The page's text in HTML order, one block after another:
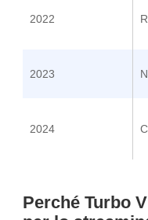
2022
2023
2024
Perché Turbo